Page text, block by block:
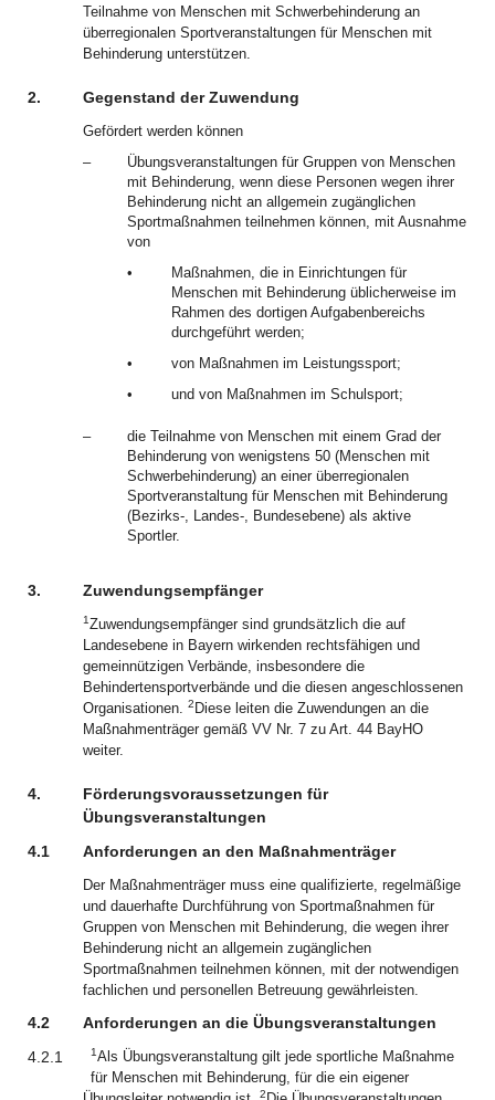
Teilnahme von Menschen mit Schwerbehinderung an
überregionalen Sportveranstaltungen für Menschen mit
Behinderung unterstützen.
2. Gegenstand der Zuwendung
Gefördert werden können
–
Übungsveranstaltungen für Gruppen von Menschen
mit Behinderung, wenn diese Personen wegen ihrer
Behinderung nicht an allgemein zugänglichen
Sportmaßnahmen teilnehmen können, mit Ausnahme
von
•
Maßnahmen, die in Einrichtungen für
Menschen mit Behinderung üblicherweise im
Rahmen des dortigen Aufgabenbereichs
durchgeführt werden;
•
von Maßnahmen im Leistungssport;
•
und von Maßnahmen im Schulsport;
–
die Teilnahme von Menschen mit einem Grad der
Behinderung von wenigstens 50 (Menschen mit
Schwerbehinderung) an einer überregionalen
Sportveranstaltung für Menschen mit Behinderung
(Bezirks-, Landes-, Bundesebene) als aktive
Sportler.
3. Zuwendungsempfänger
1Zuwendungsempfänger sind grundsätzlich die auf
Landesebene in Bayern wirkenden rechtsfähigen und
gemeinnützigen Verbände, insbesondere die
Behindertensportverbände und die diesen angeschlossenen
Organisationen. 2 Diese leiten die Zuwendungen an die
Maßnahmenträger gemäß VV Nr. 7 zu Art. 44 BayHO
weiter.
4.
Förderungsvoraussetzungen für
Übungsveranstaltungen
4.1
Anforderungen an den Maßnahmenträger
Der Maßnahmenträger muss eine qualifizierte, regelmäßige
und dauerhafte Durchführung von Sportmaßnahmen für
Gruppen von Menschen mit Behinderung, die wegen ihrer
Behinderung nicht an allgemein zugänglichen
Sportmaßnahmen teilnehmen können, mit der notwendigen
fachlichen und personellen Betreuung gewährleisten.
4.2
Anforderungen an die Übungsveranstaltungen
4.2.1
1Als Übungsveranstaltung gilt jede sportliche Maßnahme
für Menschen mit Behinderung, für die ein eigener
2